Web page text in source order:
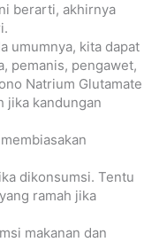
berarti, akhirnya
umumnya, kita dapat
pemanis, pengawet,
Natrium Glutamate
jika kandungan
dikonsumsi. Tentu
ramah jika
makanan dan